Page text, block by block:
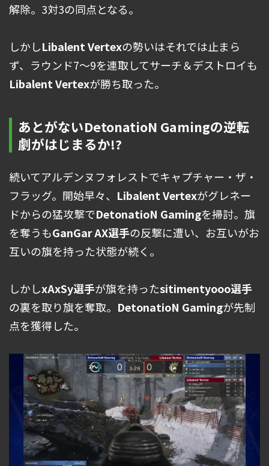
解除。3対3の同点となる。
しかしLibalent Vertexの勢いはそれでは止まら
ず、ラウンド7〜9を連取してサーチ＆デストロイも
Libalent Vertexが勝ち取った。
あとがないDetonatioN Gamingの逆転
劇がはじまるか!?
続いてアルデンヌフォレストでキャプチャー・ザ・
フラッグ。開始早々、 Libalent Vertexがグレネー
ドからの猛攻撃でDetonatioN Gamingを掃討。旗
を奪うもGanGar AX選手の反撃に遭い、お互いがお
互いの旗を持った状態が続く。
しかしxAxSy選手が旗を持ったsitimentyooo選手
の裏を取り旗を奪取。 DetonatioN Gamingが先制
点を獲得した。